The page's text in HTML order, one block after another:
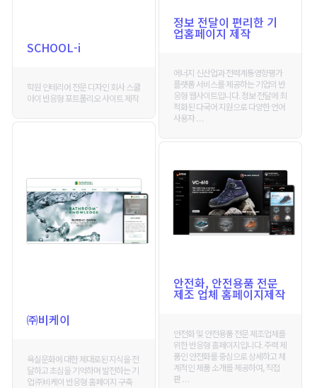
SCHOOL-i
학원 인테리어 전문 디자인 회사 스쿨
아이 반응형 포트폴리오 사이트 제작
정보 전달이 편리한 기
업홈페이지 제작
에너지 신산업과 전력계통영향평가
플랫폼 서비스를 제공하는 기업의 반
응형 웹사이트입니다. 정보 전달에 최
적화된 다국어 지원으로 다양한 언어
사용자 . . .
㈜비케이
욕실문화에 대한 제대로된 지식을 전
달하고 초심을 기억하며 발전하는 기
업 ㈜비케이 반응형 홈페이지 구축
안전화, 안전용품 전문
제조 업체 홈페이지제작
안전화 및 안전용품 전문 제조업체를
위한 반응형 홈페이지입니다. 주력 제
품인 안전화를 중심으로 상세하고 체
계적인 제품 소개를 제공하여, 직접
판 . . .